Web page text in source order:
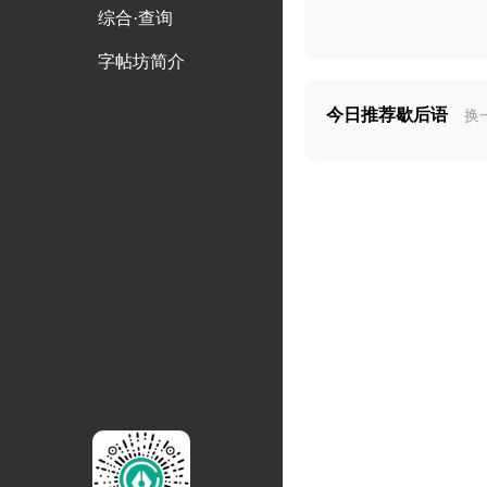
综合·查询
字帖坊简介
今日推荐歇后语 换